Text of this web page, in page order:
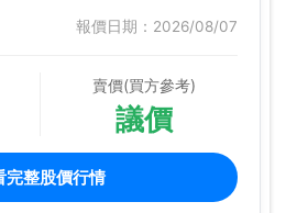
報價日期：2026/08/07
賣價(買方參考)
議價
完整股價行情